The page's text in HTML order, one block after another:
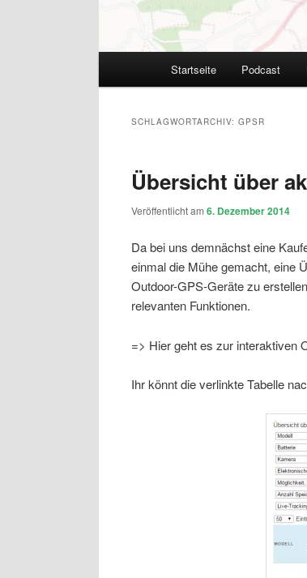
Startseite Podcast
SCHLAGWORTARCHIV: GPSR
Übersicht über
Veröffentlicht am 6. Dezember 2014
Da bei uns demnächst eine
einmal die Mühe gemacht, eine
Outdoor-GPS-Geräte zu
relevanten Funktionen.
=> Hier geht es zur interaktiven
Ihr könnt die verlinkte Tabelle